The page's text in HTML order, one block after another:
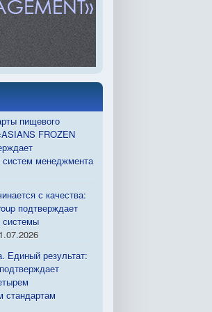
пищевого
FROZEN
менеджмента
с качества:
подтверждает
системы
Единый результат:
стандартам